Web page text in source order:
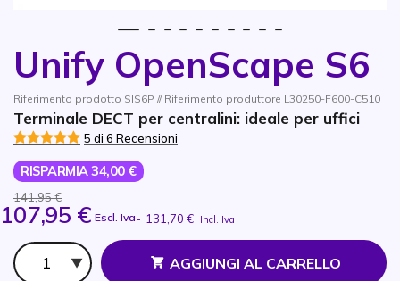
Unify OpenScape S6
Riferimento prodotto SIS6P // Riferimento produttore L30250-F600-C510
Terminale DECT per centralini: ideale per uffici
5 di 6 Recensioni
RISPARMIA 34,00 €
141,95 €
107,95 € Escl. Iva- 131,70 € Incl. Iva
Qtà
AGGIUNGI AL CARRELLO
Vai all'inizio della galleria di immagini